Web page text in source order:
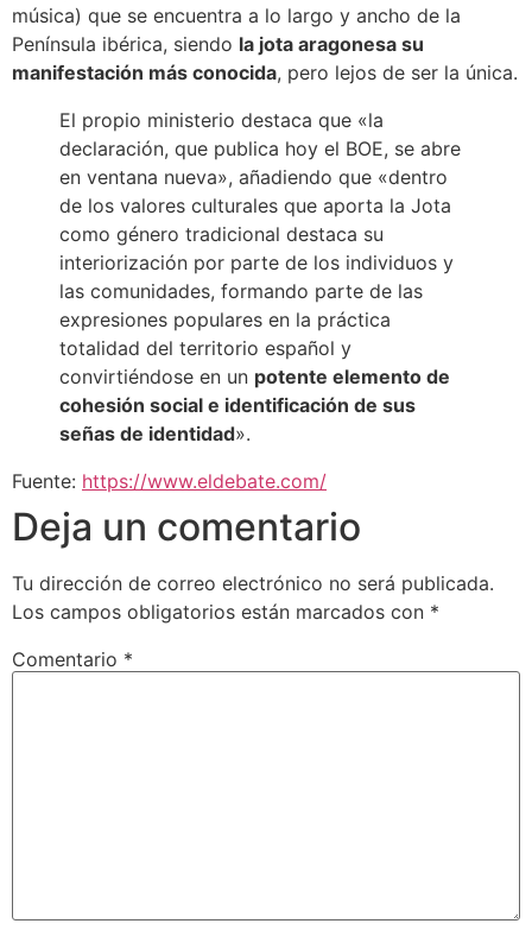
música) que se encuentra a lo largo y ancho de la
Península ibérica, siendo la jota aragonesa su
manifestación más conocida, pero lejos de ser la única.
El propio ministerio destaca que «la
declaración, que publica hoy el BOE, se abre
en ventana nueva», añadiendo que «dentro
de los valores culturales que aporta la Jota
como género tradicional destaca su
interiorización por parte de los individuos y
las comunidades, formando parte de las
expresiones populares en la práctica
totalidad del territorio español y
convirtiéndose en un potente elemento de
cohesión social e identificación de sus
señas de identidad».
Fuente: https://www.eldebate.com/
Deja un comentario
Tu dirección de correo electrónico no será publicada.
Los campos obligatorios están marcados con *
Comentario *